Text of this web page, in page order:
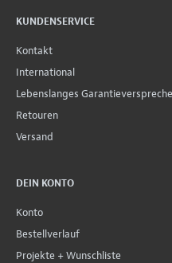
KUNDENSERVICE
Kontakt
International
Lebenslanges
Retouren
Versand
DEIN KONTO
Konto
Bestellverlauf
Projekte + Wunschliste